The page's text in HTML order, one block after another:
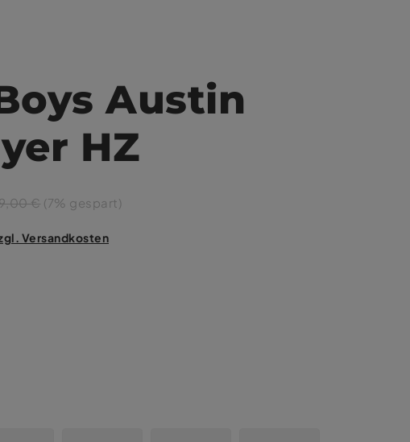
Austin
HZ
€ (7% gespart)
Versandkosten